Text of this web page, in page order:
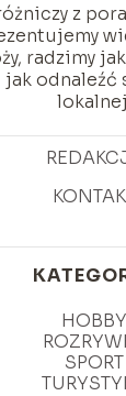
z
radzimy
jak
HOBBY
SPORT